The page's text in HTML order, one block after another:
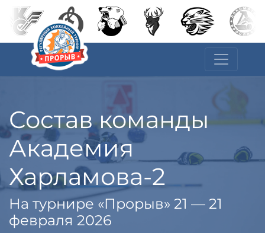
Состав команды
Академия
Харламова-2
На турнире «Прорыв» 21 — 21
февраля 2026